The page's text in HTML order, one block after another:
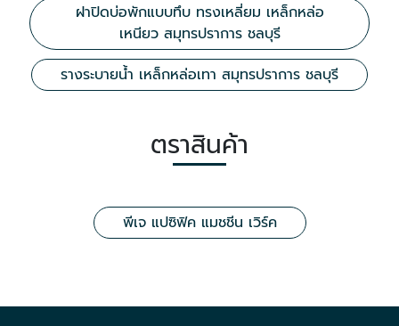
ฝาปิดบ่อพักแบบทึบ ทรงเหลี่ยม เหล็กหล่อ
เหนียว สมุทรปราการ ชลบุรี
รางระบายน้ำ เหล็กหล่อเทา สมุทรปราการ ชลบุรี
ตราสินค้า
พีเจ แปซิฟิค แมชชีน เวิร์ค